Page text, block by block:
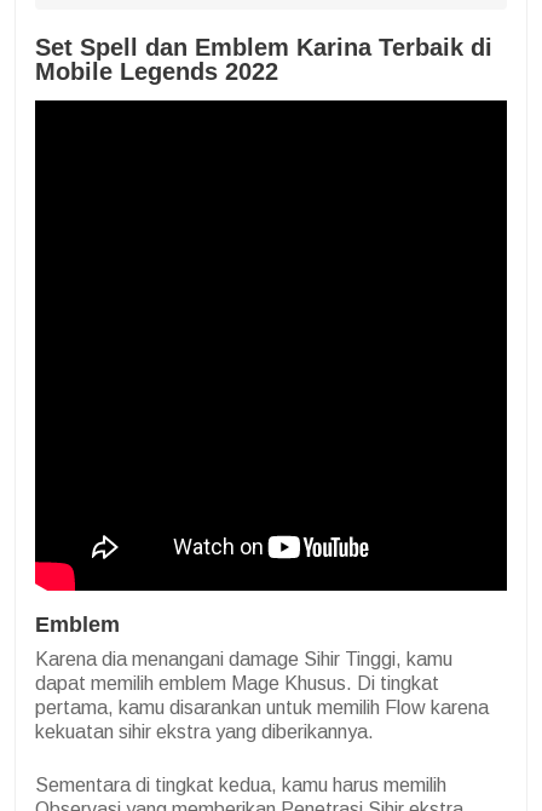
Set Spell dan Emblem Karina Terbaik di
Mobile Legends 2022
Emblem
Karena dia menangani damage Sihir Tinggi, kamu
dapat memilih emblem Mage Khusus. Di tingkat
pertama, kamu disarankan untuk memilih Flow karena
kekuatan sihir ekstra yang diberikannya.
Sementara di tingkat kedua, kamu harus memilih